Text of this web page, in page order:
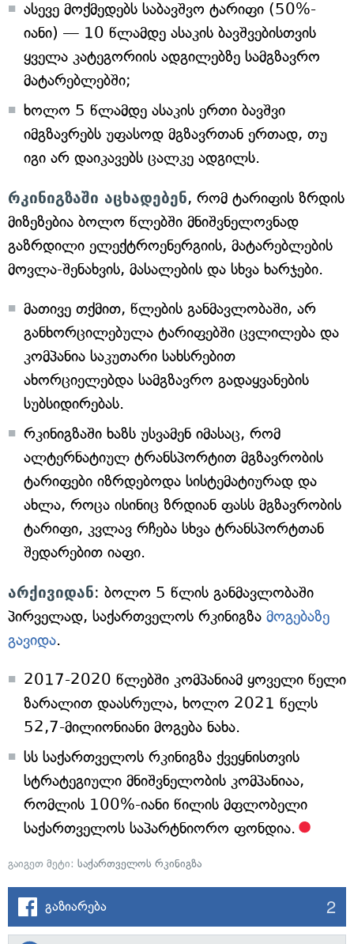
ასევე მოქმედებს საბავშვო ტარიფი (50%-
იანი) — 10 წლამდე ასაკის ბავშვებისთვის
ყველა კატეგორიის ადგილებზე სამგზავრო
მატარებლებში;
ხოლო 5 წლამდე ასაკის ერთი ბავშვი
იმგზავრებს უფასოდ მგზავრთან ერთად, თუ
იგი არ დაიკავებს ცალკე ადგილს.
რკინიგზაში აცხადებენ, რომ ტარიფის ზრდის
მიზეზებია ბოლო წლებში მნიშვნელოვნად
გაზრდილი ელექტროენერგიის, მატარებლების
მოვლა-შენახვის, მასალების და სხვა ხარჯები.
მათივე თქმით, წლების განმავლობაში, არ
განხორცილებულა ტარიფებში ცვლილება და
კომპანია საკუთარი სახსრებით
ახორციელებდა სამგზავრო გადაყვანების
სუბსიდირებას.
რკინიგზაში ხაზს უსვამენ იმასაც, რომ
ალტერნატიულ ტრანსპორტით მგზავრობის
ტარიფები იზრდებოდა სისტემატიურად და
ახლა, როცა ისინიც ზრდიან ფასს მგზავრობის
ტარიფი, კვლავ რჩება სხვა ტრანსპორტთან
შედარებით იაფი.
არქივიდან: ბოლო 5 წლის განმავლობაში
პირველად, საქართველოს რკინიგზა მოგებაზე
გავიდა.
2017-2020 წლებში კომპანიამ ყოველი წელი
ზარალით დაასრულა, ხოლო 2021 წელს
52,7-მილიონიანი მოგება ნახა.
სს საქართველოს რკინიგზა ქვეყნისთვის
სტრატეგიული მნიშვნელობის კომპანიაა,
რომლის 100%-იანი წილის მფლობელი
საქართველოს საპარტნიორო ფონდია.
გაიგეთ მეტი: საქართველოს რკინიგზა
გაზიარება 2